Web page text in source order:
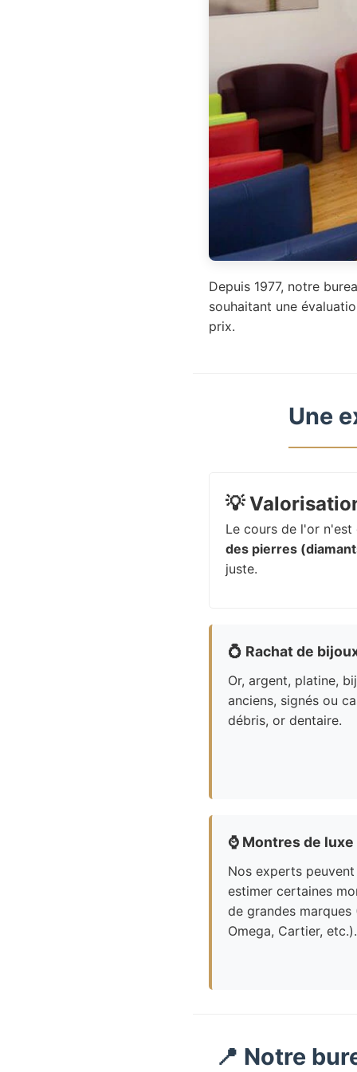
Depuis 1977, notre
souhaitant une
prix.
Une
💡
Le cours de l'or
des pierres
juste.
💍 Rachat de
Or, argent, platine,
anciens, signés ou
débris, or dentaire.
⌚ Montres de luxe
Nos experts peuvent
estimer certaines
de grandes marques
Omega, Cartier, etc.).
📍 Notre